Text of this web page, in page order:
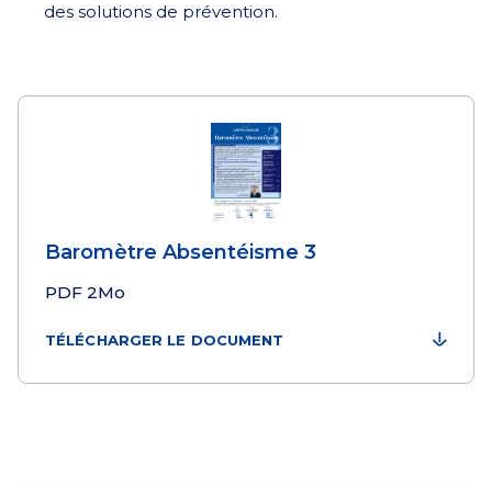
des solutions de prévention.
Baromètre Absentéisme 3
PDF 2Mo
TÉLÉCHARGER LE DOCUMENT